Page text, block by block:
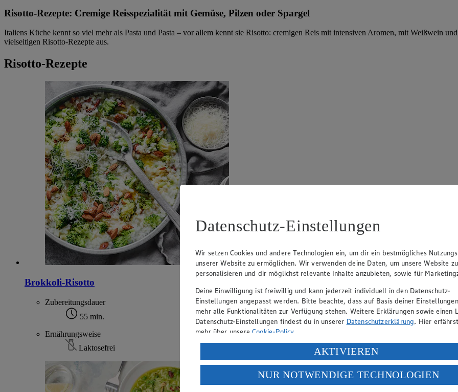
Risotto-Rezepte: Cremige Reisspezialität mit Gemüse, Pilzen oder Spargel
Italiens Küche kennt so viel mehr als Pasta und Pasta – vor allem kennt sie Risotto: cremigen Reis mit intensiven Aromen, mit Weißwein
vielseitigen Risotto-Rezepte aus.
Risotto-Rezepte
Brokkoli-Risotto
Zubereitungsdauer
55 min.
Ernährungsweise
Laktosefrei
Datenschutz-Einstellungen
Wir setzen Cookies und andere Technologien ein, um dir ein bestmögliches
unserer Website zu ermöglichen. Wir verwenden deine Daten, um unsere Website zu
personalisieren und dir möglichst relevante Inhalte anzubieten, sowie für
Deine Einwilligung ist freiwillig und kann jederzeit individuell in den Datenschutz-
Einstellungen angepasst werden. Bitte beachte, dass auf Basis deiner
mehr alle Funktionalitäten zur Verfügung stehen. Weitere Erklärungen sowie einen
Datenschutz-Einstellungen findest du in unserer Datenschutzerklärung. Hier
mehr über unsereCookie-Policy.
Verarbeitung deiner personenbezogenen Daten in den USA durch Facebook und
Wenn du auf „Aktivieren“ klickst, willigst du im Sinne des Art. 49 Abs. 1 Satz 1 lit.
ein, dass deine Daten in den USA verarbeitet werden. Der EuGH sieht die USA als
einem nach europäischen Standards nicht angemessenen Datenschutzniveau an. Es
AKTIVIEREN
NUR NOTWENDIGE TECHNOLOGIEN